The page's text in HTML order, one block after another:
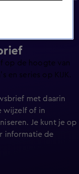
op de hoogte van
en series op KIJK.
met daarin
wijzelf of in
Je kunt je op
informatie de